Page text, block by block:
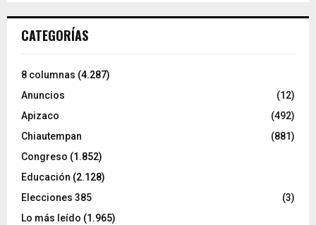
CATEGORÍAS
8 columnas (4.287)
Anuncios
(12)
Apizaco
(492)
Chiautempan
(881)
Congreso (1.852)
Educación (2.128)
Elecciones 385
(3)
Lo más leído (1.965)